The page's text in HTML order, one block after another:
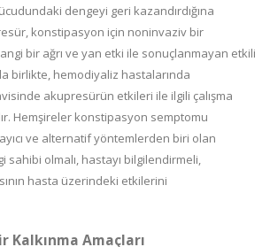
dengeyi geri kazandırdığına
konstipasyon için noninvaziv bir
bir ağrı ve yan etki ile sonuçlanmayan etkili
birlikte, hemodiyaliz hastalarında
akupresürün etkileri ile ilgili çalışma
Hemşireler konstipasyon semptomu
ve alternatif yöntemlerden biri olan
sahibi olmalı, hastayı bilgilendirmeli,
hasta üzerindeki etkilerini
Kalkınma Amaçları